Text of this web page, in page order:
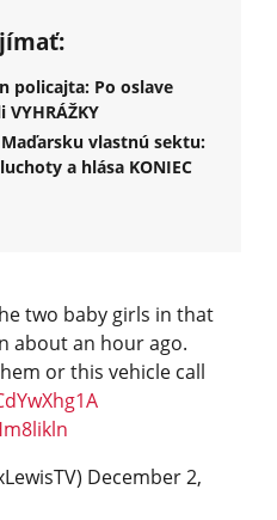
policajta: Po oslave
vlastnú sektu:
a hlása KONIEC
two baby girls in that
about an hour ago.
or this vehicle call
December 2,